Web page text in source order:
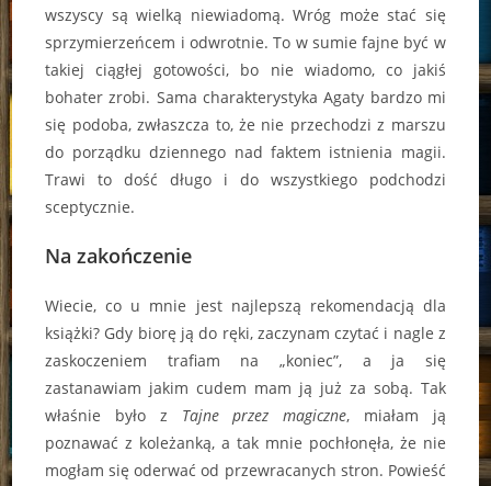
wszyscy są wielką niewiadomą. Wróg może stać się
sprzymierzeńcem i odwrotnie. To w sumie fajne być w
takiej ciągłej gotowości, bo nie wiadomo, co jakiś
bohater zrobi. Sama charakterystyka Agaty bardzo mi
się podoba, zwłaszcza to, że nie przechodzi z marszu
do porządku dziennego nad faktem istnienia magii.
Trawi to dość długo i do wszystkiego podchodzi
sceptycznie.
Na zakończenie
Wiecie, co u mnie jest najlepszą rekomendacją dla
książki? Gdy biorę ją do ręki, zaczynam czytać i nagle z
zaskoczeniem trafiam na „koniec”, a ja się
zastanawiam jakim cudem mam ją już za sobą. Tak
właśnie było z Tajne przez magiczne, miałam ją
poznawać z koleżanką, a tak mnie pochłonęła, że nie
mogłam się oderwać od przewracanych stron. Powieść